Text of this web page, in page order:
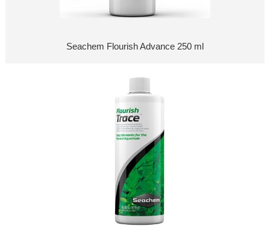
Seachem Flourish Advance 250 ml